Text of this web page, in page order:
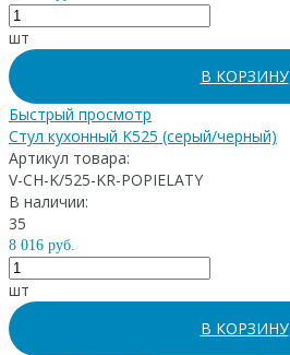
шт
В КОРЗИНУ
Быстрый просмотр
Стул кухонный K525 (серый/черный)
Артикул товара:
V-CH-K/525-KR-POPIELATY
В наличии:
35
8 016 руб.
шт
В КОРЗИНУ